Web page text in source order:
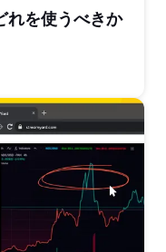
れを使うべきか